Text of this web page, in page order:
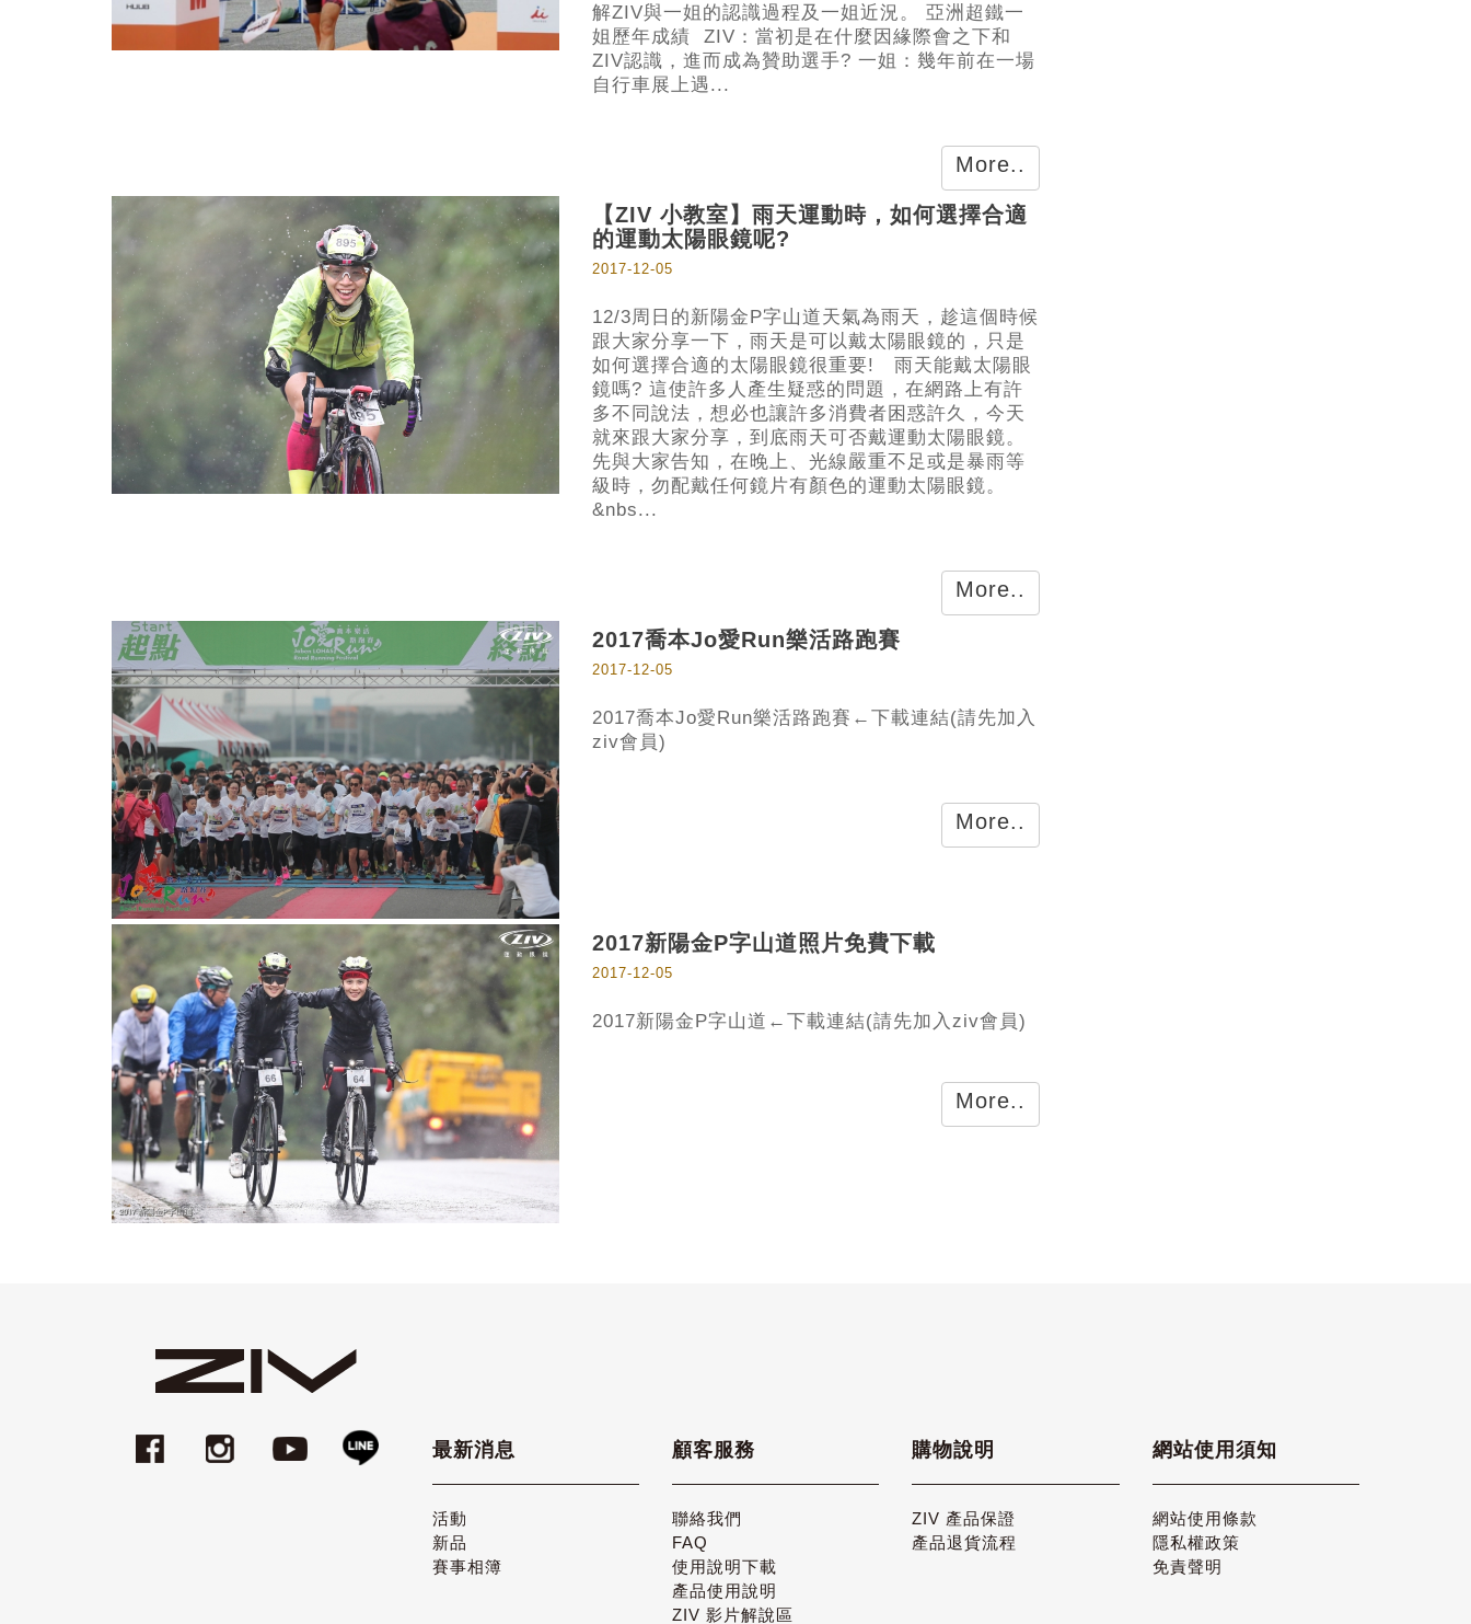
解ZIV與一姐的認識過程及一姐近況。 亞洲超鐵一
姐歷年成績 ZIV：當初是在什麼因緣際會之下和
ZIV認識，進而成為贊助選手? 一姐：幾年前在一場
自行車展上遇...
More..
【ZIV 小教室】雨天運動時，如何選擇合適
的運動太陽眼鏡呢?
2017-12-05
12/3周日的新陽金P字山道天氣為雨天，趁這個時候
跟大家分享一下，雨天是可以戴太陽眼鏡的，只是
如何選擇合適的太陽眼鏡很重要! 雨天能戴太陽眼
鏡嗎? 這使許多人產生疑惑的問題，在網路上有許
多不同說法，想必也讓許多消費者困惑許久，今天
就來跟大家分享，到底雨天可否戴運動太陽眼鏡。
先與大家告知，在晚上、光線嚴重不足或是暴雨等
級時，勿配戴任何鏡片有顏色的運動太陽眼鏡。
&nbs...
More..
2017喬本Jo愛Run樂活路跑賽
2017-12-05
2017喬本Jo愛Run樂活路跑賽←下載連結(請先加入
ziv會員)
More..
2017新陽金P字山道照片免費下載
2017-12-05
2017新陽金P字山道←下載連結(請先加入ziv會員)
More..
最新消息
活動
新品
賽事相簿
顧客服務
聯絡我們
FAQ
使用說明下載
產品使用說明
ZIV 影片解說區
購物說明
ZIV 產品保證
產品退貨流程
網站使用須知
網站使用條款
隱私權政策
免責聲明